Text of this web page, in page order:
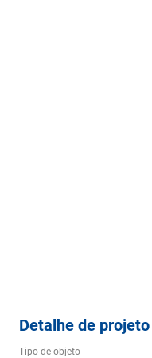
Detalhe de projeto
Tipo de objeto